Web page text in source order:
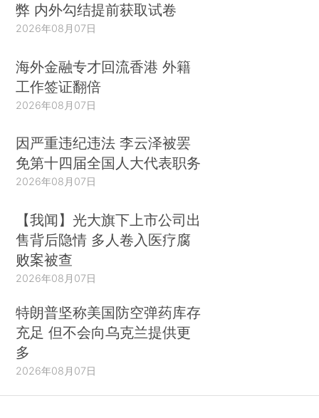
弊 内外勾结提前获取试卷
2026年08月07日
海外金融专才回流香港 外籍
工作签证翻倍
2026年08月07日
因严重违纪违法 李云泽被罢
免第十四届全国人大代表职务
2026年08月07日
【我闻】光大旗下上市公司出
售背后隐情 多人卷入医疗腐
败案被查
2026年08月07日
特朗普坚称美国防空弹药库存
充足 但不会向乌克兰提供更
多
2026年08月07日